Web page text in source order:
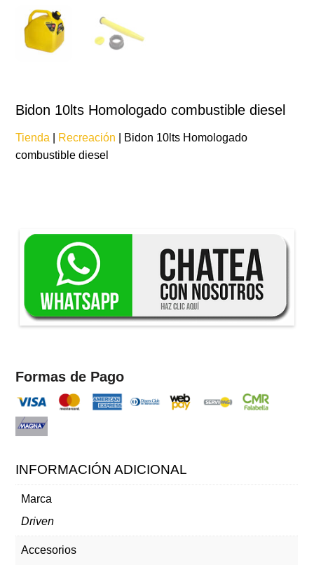
Bidon 10lts Homologado combustible diesel
Tienda Recreación | Bidon 10lts Homologado
combustible diesel
Formas de Pago
INFORMACIÓN ADICIONAL
Marca
Driven
Accesorios